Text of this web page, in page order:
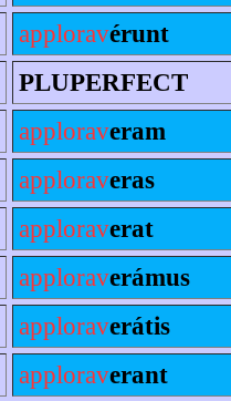
apploravérunt
PLUPERFECT
apploraveram
apploraveras
apploraverat
apploraverámus
apploraverátis
apploraverant